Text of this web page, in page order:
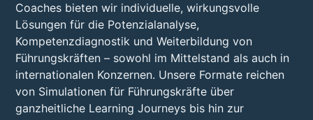
Coaches bieten wir individuelle, wirkungsvolle
Lösungen für die Potenzialanalyse,
Kompetenzdiagnostik und Weiterbildung von
Führungskräften – sowohl im Mittelstand als auch in
internationalen Konzernen. Unsere Formate reichen
von Simulationen für Führungskräfte über
ganzheitliche Learning Journeys bis hin zur